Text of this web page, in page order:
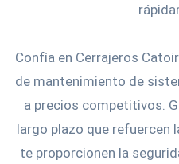
Confía en Cerrajeros
de mantenimiento de
a precios competitivos.
largo plazo que refuercen
te proporcionen la